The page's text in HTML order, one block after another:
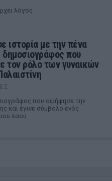
λόγος
ιστορία με την πένα
που
τον ρόλο των γυναικών
που αψήφησε την
και έγινε σύμβολο ενός
λαού